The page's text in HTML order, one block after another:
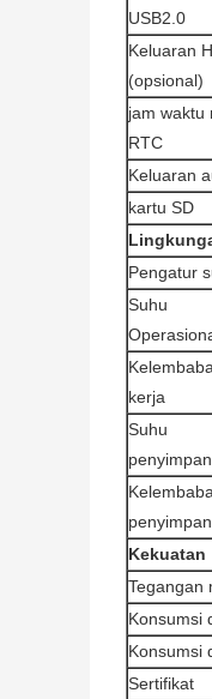
USB2.0
Keluaran
(opsional)
jam waktu
RTC
Keluaran
kartu SD
Pengatur
Suhu
kerja
Suhu
Kekuatan
Tegangan
Konsumsi
Konsumsi
Sertifikat